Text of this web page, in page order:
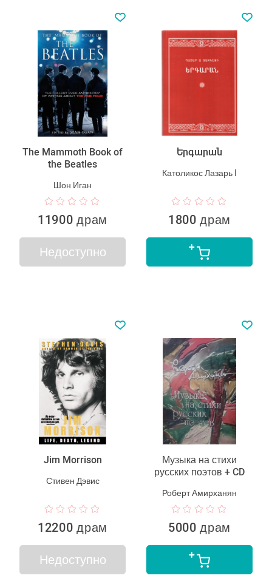
The Mammoth Book of
the Beatles
Шон Иган
11900 драм
Недоступно
Երգարան
Католикос Лазарь I
1800 драм
Jim Morrison
Стивен Дэвис
12200 драм
Недоступно
Музыка на стихи
русских поэтов + CD
Роберт Амирханян
5000 драм